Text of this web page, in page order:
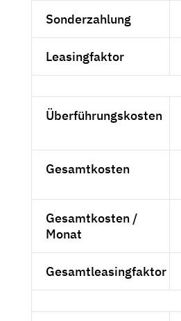
Sonderzahlung
Leasingfaktor
Überführungskosten
Gesamtkosten
Gesamtkosten /
Monat
Gesamtleasingfaktor